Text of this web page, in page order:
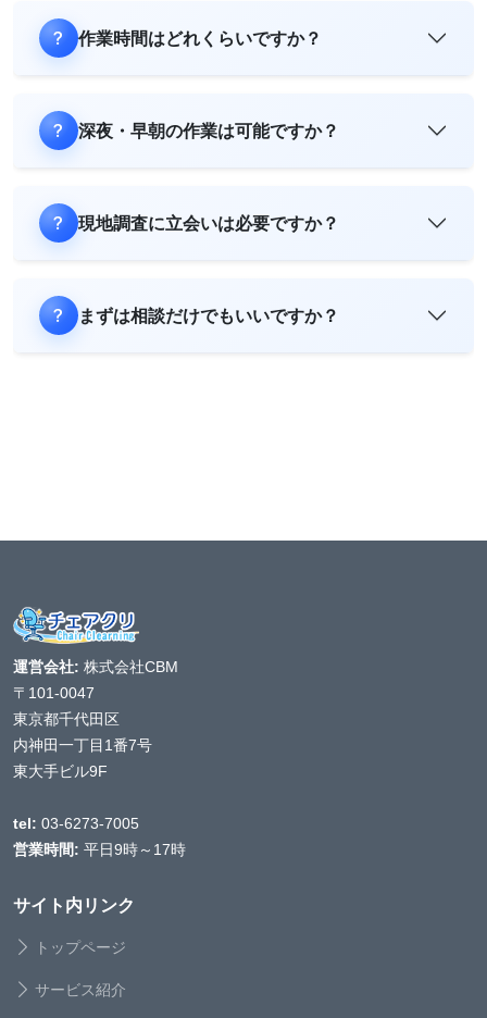
作業時間はどれくらいですか？
深夜・早朝の作業は可能ですか？
現地調査に立会いは必要ですか？
まずは相談だけでもいいですか？
運営会社: 株式会社CBM
〒101-0047
東京都千代田区
内神田一丁目1番7号
東大手ビル9F
tel: 03-6273-7005
営業時間: 平日9時～17時
サイト内リンク
トップページ
サービス紹介